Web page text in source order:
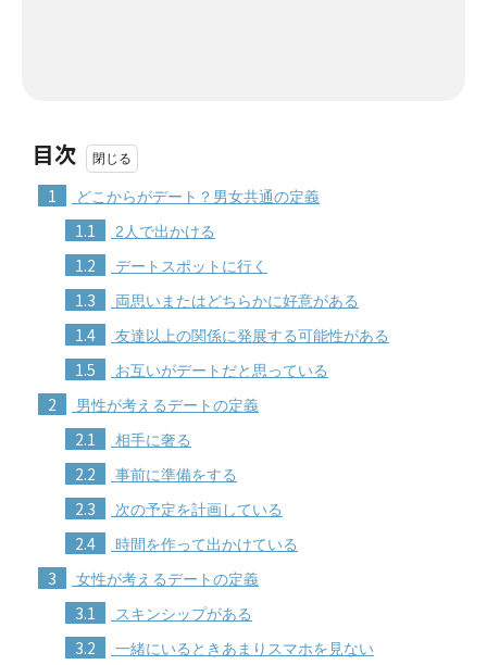
目次
1 どこからがデート？男女共通の定義
1.1 2人で出かける
1.2 デートスポットに行く
1.3 両思いまたはどちらかに好意がある
1.4 友達以上の関係に発展する可能性がある
1.5 お互いがデートだと思っている
2 男性が考えるデートの定義
2.1 相手に奢る
2.2 事前に準備をする
2.3 次の予定を計画している
2.4 時間を作って出かけている
3 女性が考えるデートの定義
3.1 スキンシップがある
3.2 一緒にいるときあまりスマホを見ない